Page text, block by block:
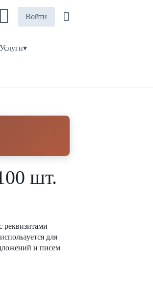
Войти
Услуги▾
шт.
для
и писем